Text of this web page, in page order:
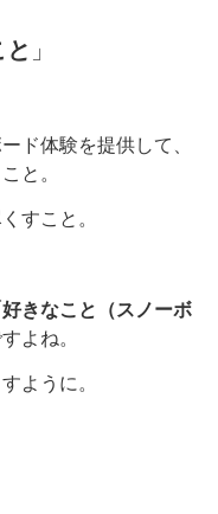
」
ド体験を提供して、
と。
すこと。
好きなこと（スノーボ
よね。
ように。